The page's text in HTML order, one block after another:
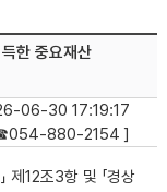
한 중요재산
06-30 17:19:17
☎054-880-2154 ]
제12조3항 및 「경상